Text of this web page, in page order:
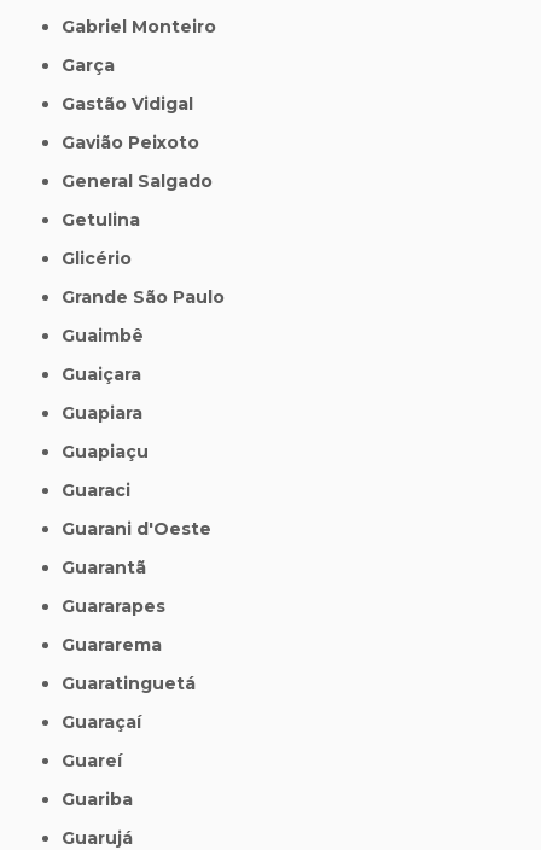
Gabriel Monteiro
Garça
Gastão Vidigal
Gavião Peixoto
General Salgado
Getulina
Glicério
Grande São Paulo
Guaimbê
Guaiçara
Guapiara
Guapiaçu
Guaraci
Guarani d'Oeste
Guarantã
Guararapes
Guararema
Guaratinguetá
Guaraçaí
Guareí
Guariba
Guarujá